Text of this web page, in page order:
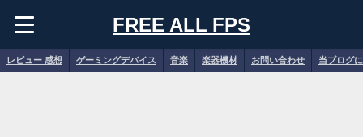
FREE ALL FPS
レビュー 感想 ゲーミングデバイス 音楽 楽器機材 お問い合わせ 当ブログ